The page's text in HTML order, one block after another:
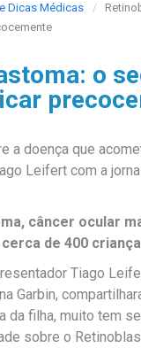
Dicas Médicas
o
a doença que
Leifert com a
câncer ocular
de 400
Tiago
Garbin,
da filha, muito tem
sobre o